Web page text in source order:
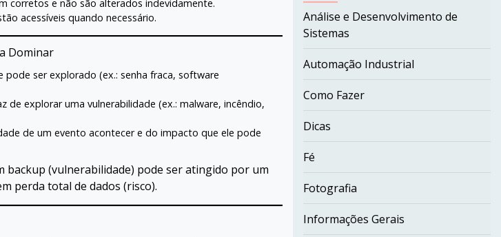
corretos e não são alterados indevidamente.
acessíveis quando necessário.
Dominar
ser explorado (ex.: senha fraca, software
de explorar uma vulnerabilidade (ex.: malware, incêndio,
de um evento acontecer e do impacto que ele pode
backup (vulnerabilidade) pode ser atingido por um
perda total de dados (risco).
Análise e Desenvolvimento de
Sistemas
Automação Industrial
Como Fazer
Dicas
Fé
Fotografia
Informações Gerais